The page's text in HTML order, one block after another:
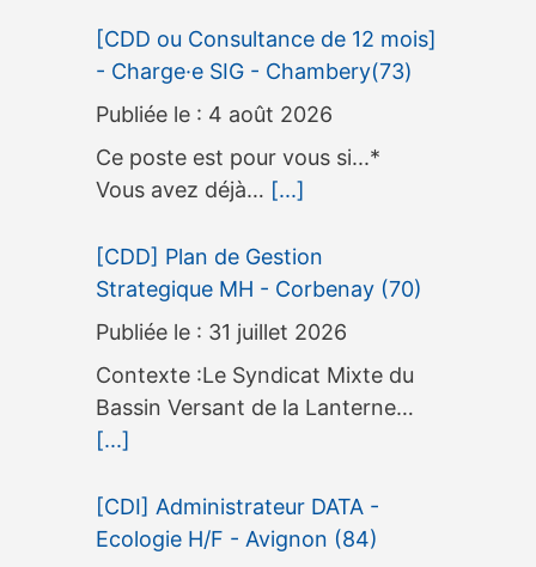
[CDD ou Consultance de 12 mois]
- Charge·e SIG - Chambery(73)
4 août 2026
Ce poste est pour vous si...*
Vous avez déjà… [...]
[CDD] Plan de Gestion
Strategique MH - Corbenay (70)
31 juillet 2026
Contexte :Le Syndicat Mixte du
Bassin Versant de la Lanterne…
[...]
[CDI] Administrateur DATA -
Ecologie H/F - Avignon (84)